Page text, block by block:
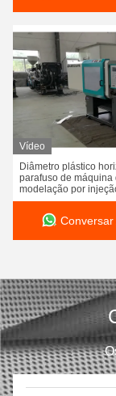
Vídeo
Diâmetro plástico
parafuso de máquina
modelação por
do Bi parafuso L/D
milímetros
Conversar